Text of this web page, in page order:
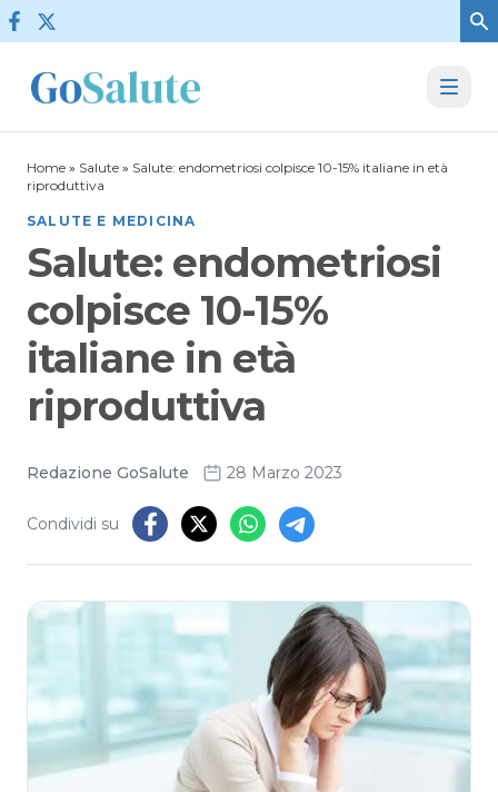
Vai al contenuto
Home » Salute » Salute: endometriosi colpisce 10-15% italiane in età
riproduttiva
SALUTE E MEDICINA
Salute: endometriosi
colpisce 10-15%
italiane in età
riproduttiva
Redazione GoSalute 28 Marzo 2023
Condividi su